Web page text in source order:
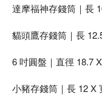
達摩福神存錢筒｜長
貓頭鷹存錢筒｜長
6 吋圓盤｜直徑 18.7
小豬存錢筒｜長 12 X